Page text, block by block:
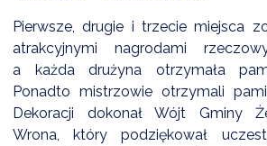
Pierwsze, drugie i trzecie miejsca
atrakcyjnymi nagrodami
a każda drużyna otrzymała
Ponadto mistrzowie otrzymali
Dekoracji dokonał Wójt Gminy
Wrona, który podziękował